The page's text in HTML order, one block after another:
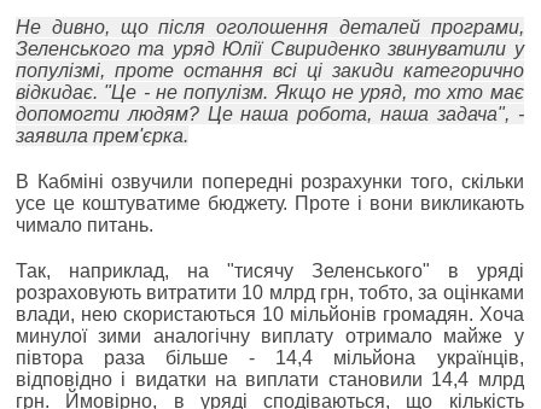
Не дивно, що після оголошення деталей програми,
Зеленського та уряд Юлії Свириденко звинуватили у
популізмі, проте остання всі ці закиди категорично
відкидає. "Це - не популізм. Якщо не уряд, то хто має
допомогти людям? Це наша робота, наша задача", -
заявила прем'єрка.
В Кабміні озвучили попередні розрахунки того, скільки
усе це коштуватиме бюджету. Проте і вони викликають
чимало питань.
Так, наприклад, на "тисячу Зеленського" в уряді
розраховують витратити 10 млрд грн, тобто, за оцінками
влади, нею скористаються 10 мільйонів громадян. Хоча
минулої зими аналогічну виплату отримало майже у
півтора раза більше - 14,4 мільйона українців,
відповідно і видатки на виплати становили 14,4 млрд
грн. Ймовірно, в уряді сподіваються, що кількість